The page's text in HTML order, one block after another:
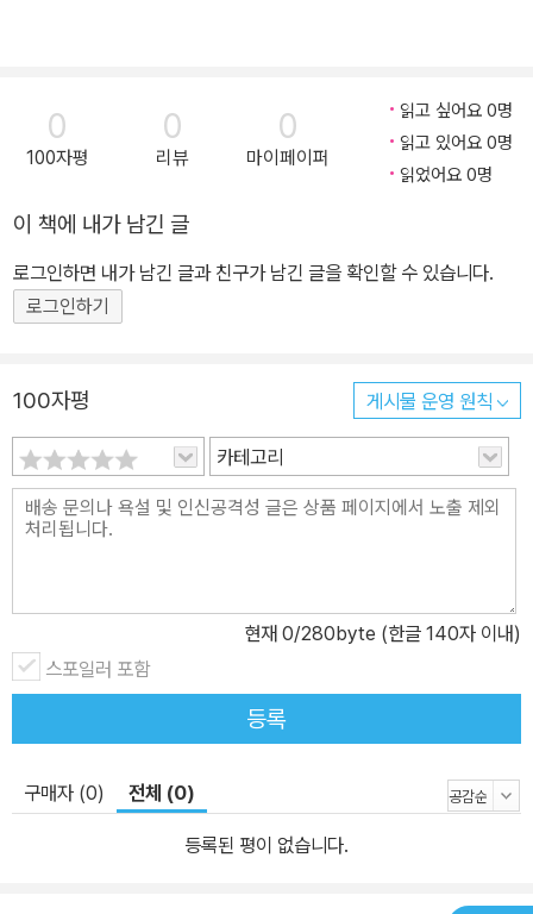
0
100자평
0
리뷰
0
마이페이퍼
읽고 싶어요 0명
읽고 있어요 0명
읽었어요 0명
이 책에 내가 남긴 글
로그인하면 내가 남긴 글과 친구가 남긴 글을 확인할 수 있습니다.
로그인하기
100자평 게시물 운영 원칙
카테고리
현재 0/280byte (한글 140자 이내)
스포일러 포함
등록
구매자 (0) 전체 (0)
등록된 평이 없습니다.